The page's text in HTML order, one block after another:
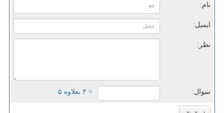
نام:
ایمیل:
نظر:
سوال: = ۴ بعلاوه ۵